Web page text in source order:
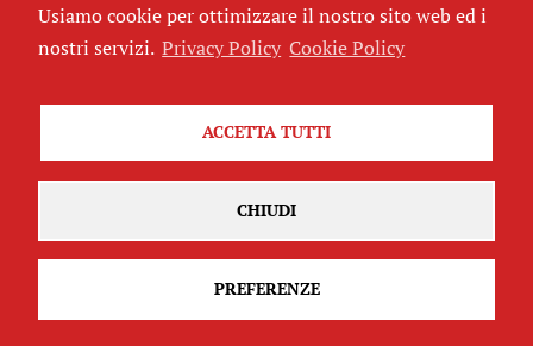
Seguici
Iscriviti alla newsletter
Attribuzione - Non commerciale - Non opere derivate 2.5 Italia
Usiamo cookie per ottimizzare il nostro sito web ed i
nostri servizi. Privacy Policy Cookie Policy
ACCETTA TUTTI
CHIUDI
PREFERENZE